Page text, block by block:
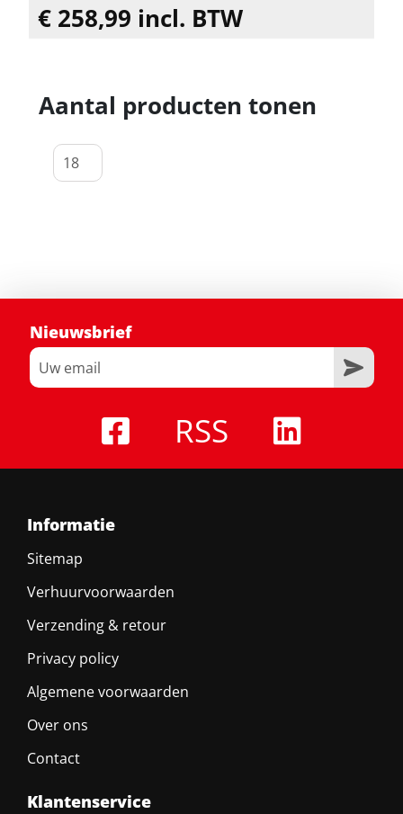
€ 258,99 incl. BTW
Aantal producten tonen
Nieuwsbrief
RSS
Informatie
Sitemap
Verhuurvoorwaarden
Verzending & retour
Privacy policy
Algemene voorwaarden
Over ons
Contact
Klantenservice